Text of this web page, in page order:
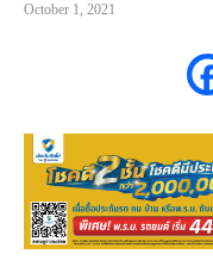
October 1, 2021